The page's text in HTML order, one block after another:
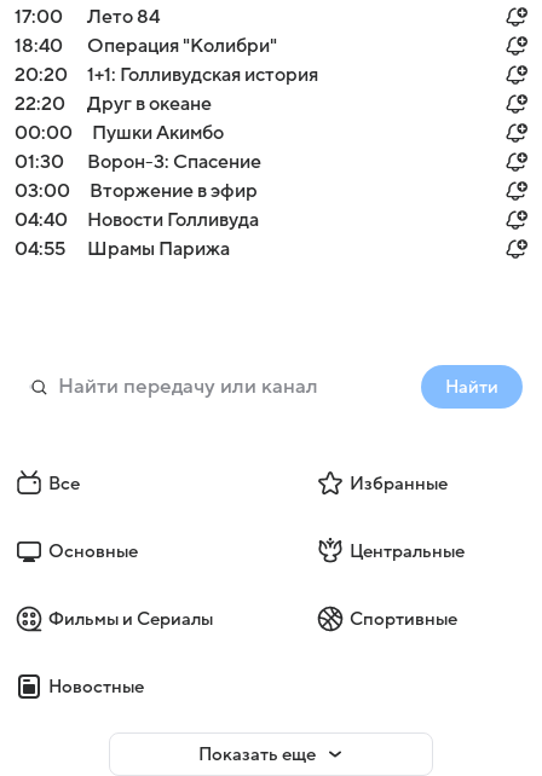
17:00
Лето 84
18:40
Операция "Колибри"
20:20
1+1: Голливудская история
22:20
Друг в океане
00:00
Пушки Акимбо
01:30
Ворон-3: Спасение
03:00
Вторжение в эфир
04:40
Новости Голливуда
04:55
Шрамы Парижа
Найти
Все Избранные
Основные Центральные
Фильмы и Сериалы Спортивные
Новостные
Показать еще